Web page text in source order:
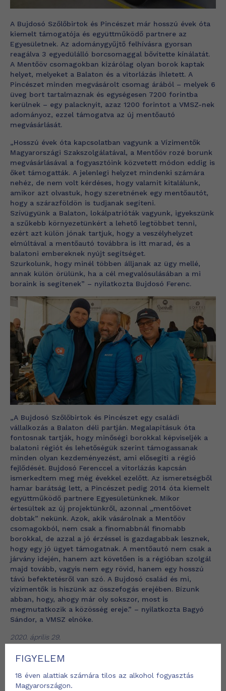
A Bujdosó Szőlőbirtok és Pincészet már hosszú évek óta
kiemelt támogatója és együttműködő partnere az
Egyesületnek. Az adománygyűjtő felhívásra gyorsan
reagálva 3 egyedülálló borcsomaggal bővítette kínálatát.
A Mentőöv csomagokban kizárólag olyan borok kaptak
helyet, melyeket a Balaton és a vitorlázás ihletett. A
Pincészet minden megvásárolt csomag árából – melyek 6
üveg bort tartalmaznak és egységesen 7200 forintba
kerülnek – egy palacknyit, azaz 1200 forintot a VMSZ-nek
adományoz, ezzel támogatva az új mentőautó
megvásárlását.
„Hosszú évek óta kapcsolatban vagyunk a Vízimentők
Magyarországi Szakszolgálatával, a Mentőöv rozé borunk
megvásárlásával a fogyasztóink közvetett módon eddig is
őket támogatták. A jelenlegi helyzet mindenki számára
nehéz, de nem volt kérdéses, hogy valamit kitalálunk,
amikor azt olvastuk, hogy szeretnének egy mentőautót,
hogy a szárazföldön is tudjanak segíteni.
Szívügyünk a Balaton, lokálpatrióták vagyunk, igyekszünk
a szűkebb környezetünkért a lehető legtöbbet tenni,
ezért azt külön jónak tartjuk, hogy a veszélyhelyzet
elmúltával a mentőautó továbbra is itt marad, és a
balatoni embereknek nyújt segítséget.
Szurkolunk, hogy minél többen álljanak az ügy mellé,
annak külön örülünk, ha a cél megvalósulásában a mi
boraink is segítenek” – nyilatkozta Bujdosó Ferenc.
„A Bujdosó Szőlőbirtok és Pincészet egy családi
vállalkozás a Balaton déli partján. Megalapításuk óta
fontosnak tartják, hogy minőségi borokkal képviseljék a
balatoni régiót és lehetőségük szerint támogassanak
minden olyan kezdeményezést, ami elősegíti a régió
fejlődését. Bujdosó Ferenccel a vitorlázás kapcsán
ismerkedtem meg még évekkel ezelőtt. Az ismeretségből
hamar barátság lett, a Pincészet pedig 2014 óta kiemelt
együttműködő partnere Egyesületünknek. Mikor
értesültek az új projektünkről, azonnal „mentőövet
dobtak” nekünk. Azok, akik vásárolnak a Mentőöv
csomagokból, nem csak a finomabbnál finomabb
borokkal, de azzal a jó érzéssel is gazdagabbak lesznek,
hogy egy jó ügyet támogatnak. A mentőautó nem csak a
járvány idején, hanem azt követően is a régióban szolgál
majd tovább, vagyis nem egy rövid, hanem egy hosszú
távú befektetésről van szó. A Bujdosó család és mi,
vízimentők is hiszünk az összefogás erejében. Bízunk
abban, hogy, ahogy már oly sokszor, most is
megmutatkozik a közösség ereje.” – nyilatkozta Bagyó
Sándor, a VMSZ elnöke.
2020. április 29.
FIGYELEM
18 éven alattiak számára tilos az alkohol fogyasztás
Magyarországon.